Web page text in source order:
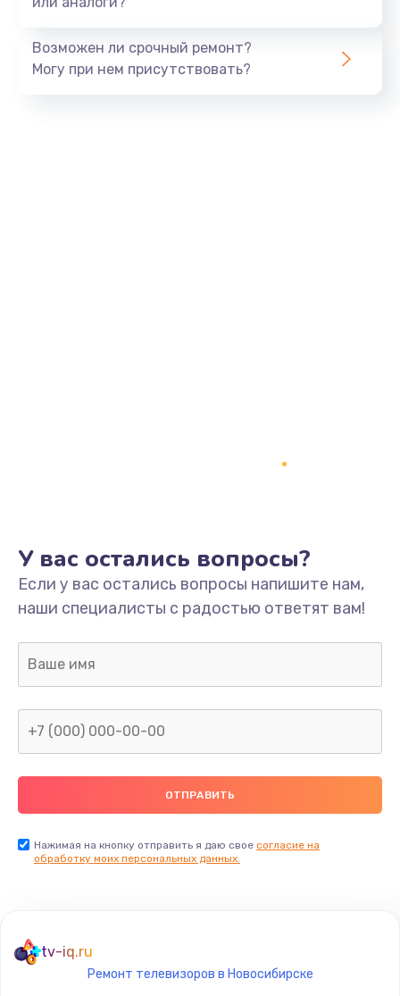
550 руб.
Не включается
1400 руб.
Заказать
800 руб.
400 руб.
Не реагирует на кнопки
Не сопряжается с устройством
Возможен ли срочный ремонт?
Могу при нем присутствовать?
У вас остались вопросы?
Если у вас остались вопросы напишите нам,
наши специалисты с радостью ответят вам!
Нажимая на кнопку отправить я даю свое согласие на
обработку моих персональных данных.
tv-iq.ru
Ремонт телевизоров в Новосибирске